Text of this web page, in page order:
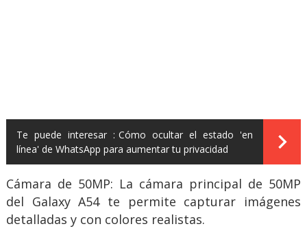
Te puede interesar : Cómo ocultar el estado 'en
línea' de WhatsApp para aumentar tu privacidad
Cámara de 50MP: La cámara principal de 50MP
del Galaxy A54 te permite capturar imágenes
detalladas y con colores realistas.